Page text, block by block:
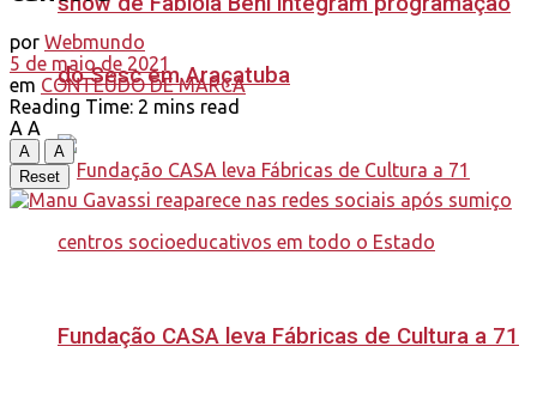
do Sesc em Araçatuba
Fundação CASA leva Fábricas de Cultura a 71
por Webmundo
5 de maio de 2021
em CONTEÚDO DE MARCA
Reading Time: 2 mins read
A A
A
A
Reset